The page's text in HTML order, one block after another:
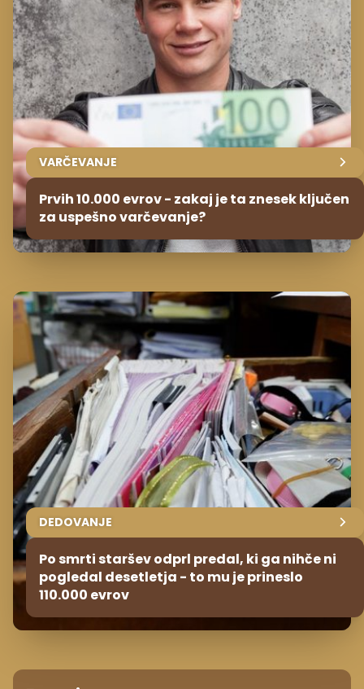
VARČEVANJE
Prvih 10.000 evrov - zakaj je ta znesek ključen
za uspešno varčevanje?
DEDOVANJE
Po smrti staršev odprl predal, ki ga nihče ni
pogledal desetletja - to mu je prineslo
110.000 evrov